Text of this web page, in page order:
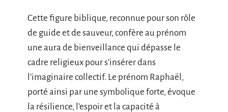
Cette figure biblique, reconnue pour son rôle
de guide et de sauveur, confère au prénom
une aura de bienveillance qui dépasse le
cadre religieux pour s’insérer dans
l’imaginaire collectif. Le prénom Raphaël,
porté ainsi par une symbolique forte, évoque
la résilience, l’espoir et la capacité à